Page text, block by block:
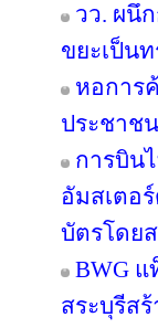
วว. ผนึ
ขยะเป็น
หอการ
ประชาช
การบิน
อัมสเตอ
บัตรโดย
BWG
สระบุรีส